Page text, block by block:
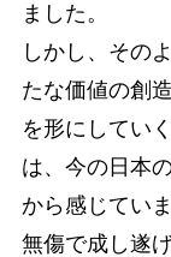
ました。
しかし、その
たな価値の創
を形にしてい
は、今の日本
から感じてい
無傷で成し遂